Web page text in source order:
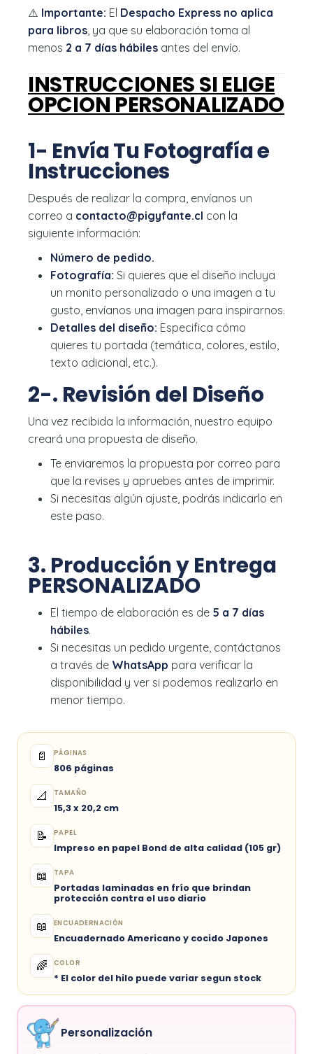
⚠️ Importante: El Despacho Express no aplica
para libros, ya que su elaboración toma al
menos 2 a 7 días hábiles antes del envío.
INSTRUCCIONES SI ELIGE
OPCION PERSONALIZADO
1- Envía Tu Fotografía e
Instrucciones
Después de realizar la compra, envíanos un
correo a contacto@pigyfante.cl con la
siguiente información:
Número de pedido.
Fotografía: Si quieres que el diseño incluya
un monito personalizado o una imagen a tu
gusto, envíanos una imagen para inspirarnos.
Detalles del diseño: Especifica cómo
quieres tu portada (temática, colores, estilo,
texto adicional, etc.).
2-. Revisión del Diseño
Una vez recibida la información, nuestro equipo
creará una propuesta de diseño.
Te enviaremos la propuesta por correo para
que la revises y apruebes antes de imprimir.
Si necesitas algún ajuste, podrás indicarlo en
este paso.
3. Producción y Entrega
PERSONALIZADO
El tiempo de elaboración es de 5 a 7 días
hábiles.
Si necesitas un pedido urgente, contáctanos
a través de WhatsApp para verificar la
disponibilidad y ver si podemos realizarlo en
menor tiempo.
📄 PÁGINAS
806 páginas
📐 TAMAÑO
15,3 x 20,2 cm
📝 PAPEL
Impreso en papel Bond de alta calidad (105 gr)
📖 TAPA
Portadas laminadas en frío que brindan
protección contra el uso diario
📖 ENCUADERNACIÓN
Encuadernado Americano y cocido Japones
🌈 COLOR
* El color del hilo puede variar segun stock
Personalización